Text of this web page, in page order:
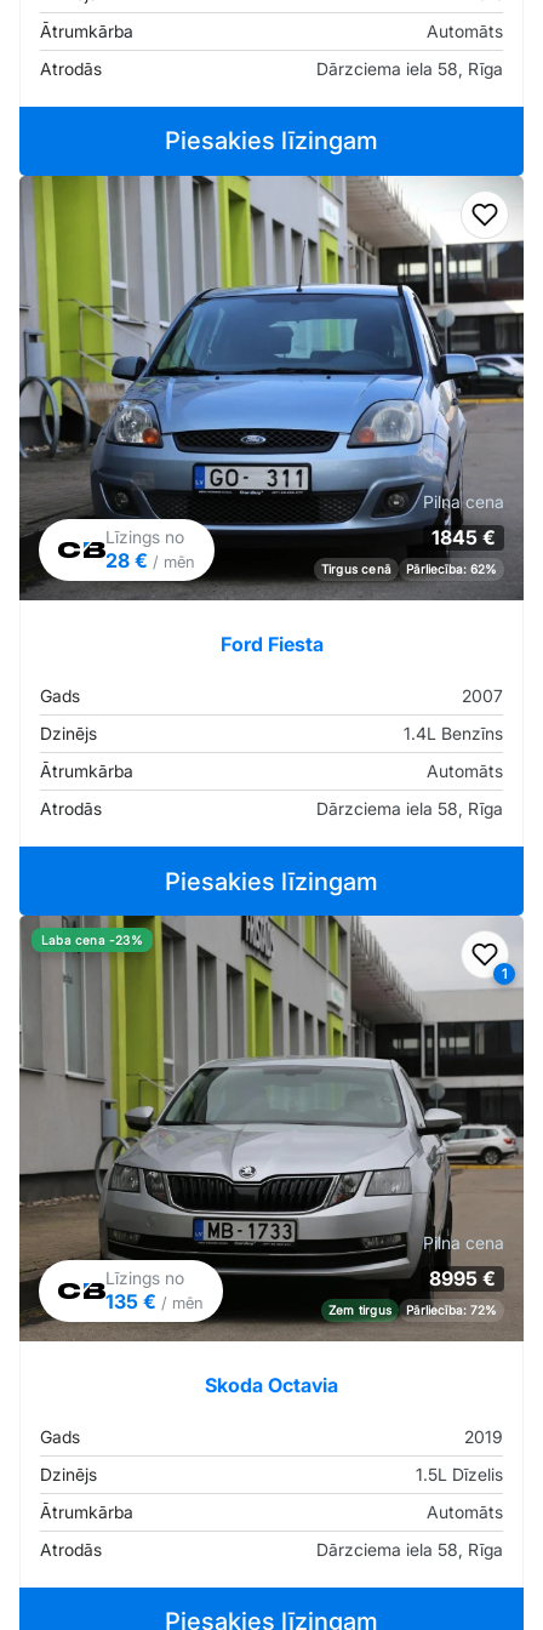
Ātrumkārba
Automāts
Atrodās
Dārzciema iela 58, Rīga
Piesakies līzingam
Līzings no
28 € / mēn
Pilna cena
1845 €
Tirgus cenā Pārliecība: 62%
Ford Fiesta
Gads
2007
Dzinējs
1.4L Benzīns
Ātrumkārba
Automāts
Atrodās
Dārzciema iela 58, Rīga
Piesakies līzingam
1
Laba cena -23%
Līzings no
135 € / mēn
Pilna cena
8995 €
Zem tirgus Pārliecība: 72%
Skoda Octavia
Gads
2019
Dzinējs
1.5L Dīzelis
Ātrumkārba
Automāts
Atrodās
Dārzciema iela 58, Rīga
Piesakies līzingam